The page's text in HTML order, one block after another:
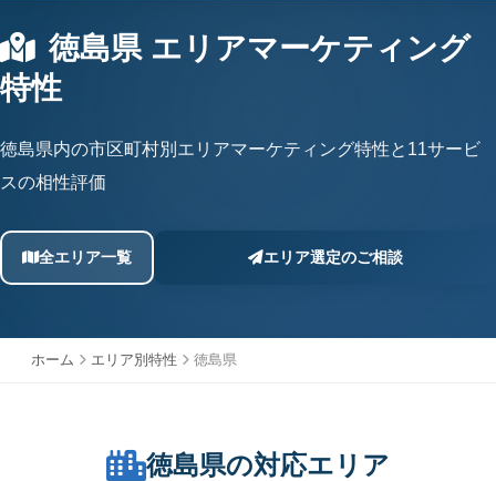
徳島県 エリアマーケティング
特性
徳島県内の市区町村別エリアマーケティング特性と11サービ
スの相性評価
全エリア一覧 エリア選定のご相談
ホーム エリア別特性 徳島県
徳島県の対応エリア